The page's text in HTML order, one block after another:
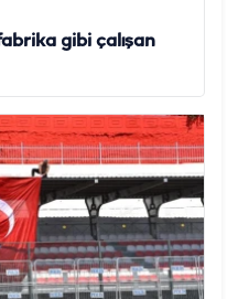
gibi çalışan